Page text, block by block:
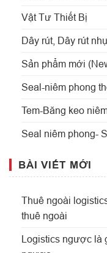
Vật Tư Thiết Bị
Dây rút, Dây rút
Sản phẩm mới
Seal-niêm phong
Tem-Băng keo
Seal niêm phong-
BÀI VIẾT MỚI
Thuê ngoài
thuê ngoài
Logistics ngược là